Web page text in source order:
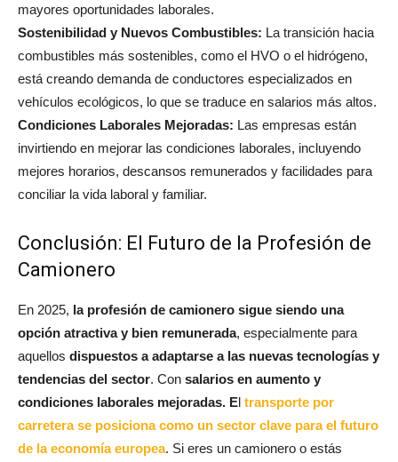
mayores oportunidades laborales.
Sostenibilidad y Nuevos Combustibles: La transición hacia
combustibles más sostenibles, como el HVO o el hidrógeno,
está creando demanda de conductores especializados en
vehículos ecológicos, lo que se traduce en salarios más altos.
Condiciones Laborales Mejoradas: Las empresas están
invirtiendo en mejorar las condiciones laborales, incluyendo
mejores horarios, descansos remunerados y facilidades para
conciliar la vida laboral y familiar.
Conclusión: El Futuro de la Profesión de
Camionero
En 2025, la profesión de camionero sigue siendo una
opción atractiva y bien remunerada, especialmente para
aquellos dispuestos a adaptarse a las nuevas tecnologías y
tendencias del sector. Con salarios en aumento y
condiciones laborales mejoradas. El transporte por
carretera se posiciona como un sector clave para el futuro
de la economía europea. Si eres un camionero o estás